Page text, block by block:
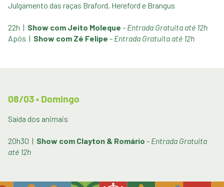
Julgamento das raças Braford, Hereford e Brangus
22h | Show com Jeito Moleque - Entrada Gratuita até 12h
Após | Show com Zé Felipe - Entrada Gratuita até 12h
08/03 • Domingo
Saída dos animais
20h30 | Show com Clayton & Romário - Entrada Gratuita
até 12h